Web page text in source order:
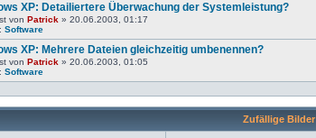
XP: Detailiertere Überwachung der Systemleistung?
von Patrick » 20.06.2003, 01:17
Software
XP: Mehrere Dateien gleichzeitig umbenennen?
von Patrick » 20.06.2003, 01:05
Software
Zufällige Bilder